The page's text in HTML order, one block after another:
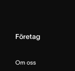
Företag
Om oss